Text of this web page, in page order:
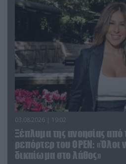
03.08.2026 | 19:02
Ξέπλυμα της ανοησίας από
ρεπόρτερ του ΟΡΕΝ: «Όλοι
δικαίωμα στο λάθος»